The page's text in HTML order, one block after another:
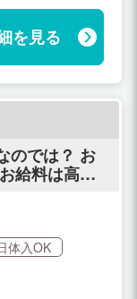
がありま
お仕事の合
間のアルバ
い環境で
を見る
では？ お
給料は高
す！
体入OK